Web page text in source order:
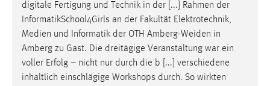
digitale Fertigung und Technik in der [...] Rahmen der
InformatikSchool4Girls an der Fakultät Elektrotechnik,
Medien und Informatik der OTH Amberg-Weiden in
Amberg zu Gast. Die dreitägige Veranstaltung war ein
voller Erfolg – nicht nur durch die b [...] verschiedene
inhaltlich einschlägige Workshops durch. So wirkten